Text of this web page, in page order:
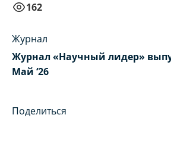
162
Журнал
Журнал «Научный лидер»
Май ‘26
Поделиться